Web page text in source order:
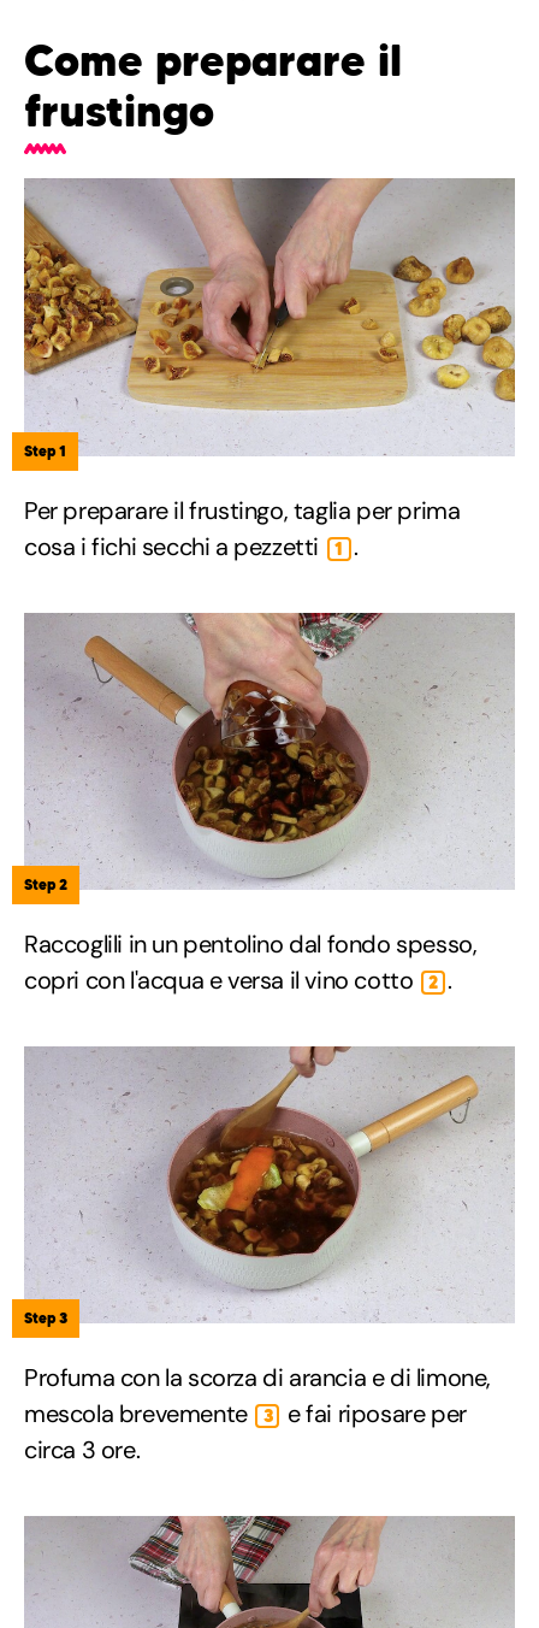
Come preparare il
frustingo
Step 1
Per preparare il frustingo, taglia per prima
cosa i fichi secchi a pezzetti
1 .
Step 2
Raccoglili in un pentolino dal fondo spesso,
copri con l'acqua e versa il vino cotto
2 .
Step 3
Profuma con la scorza di arancia e di limone,
mescola brevemente
3
e fai riposare per
circa 3 ore.